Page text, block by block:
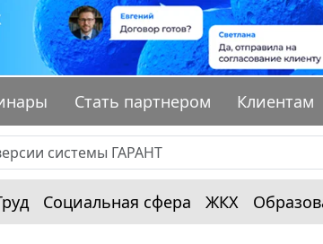
Стать партнером Клиентам
Социальная сфера ЖКХ